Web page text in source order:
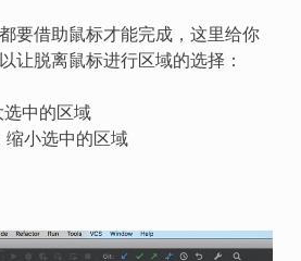
要借助鼠标才能完成，这里给你
让脱离鼠标进行区域的选择：
中的区域
小选中的区域